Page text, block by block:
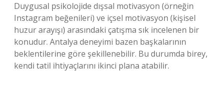
Duygusal psikolojide dışsal motivasyon (örneğin
Instagram beğenileri) ve içsel motivasyon (kişisel
huzur arayışı) arasındaki çatışma sık incelenen bir
konudur. Antalya deneyimi bazen başkalarının
beklentilerine göre şekillenebilir. Bu durumda birey,
kendi tatil ihtiyaçlarını ikinci plana atabilir.